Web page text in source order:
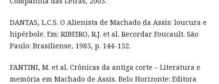
DANTAS, L.C.S. O Alienista de Machado da Assis: loucura e
hipérbole. Em: RIBEIRO, R.J. et al. Recordar Foucault. São
Paulo: Brasiliense, 1985, p. 144-152.
FANTINI, M. et al. Crônicas da antiga corte – Literatura e
memória em Machado de Assis. Belo Horizonte: Editora